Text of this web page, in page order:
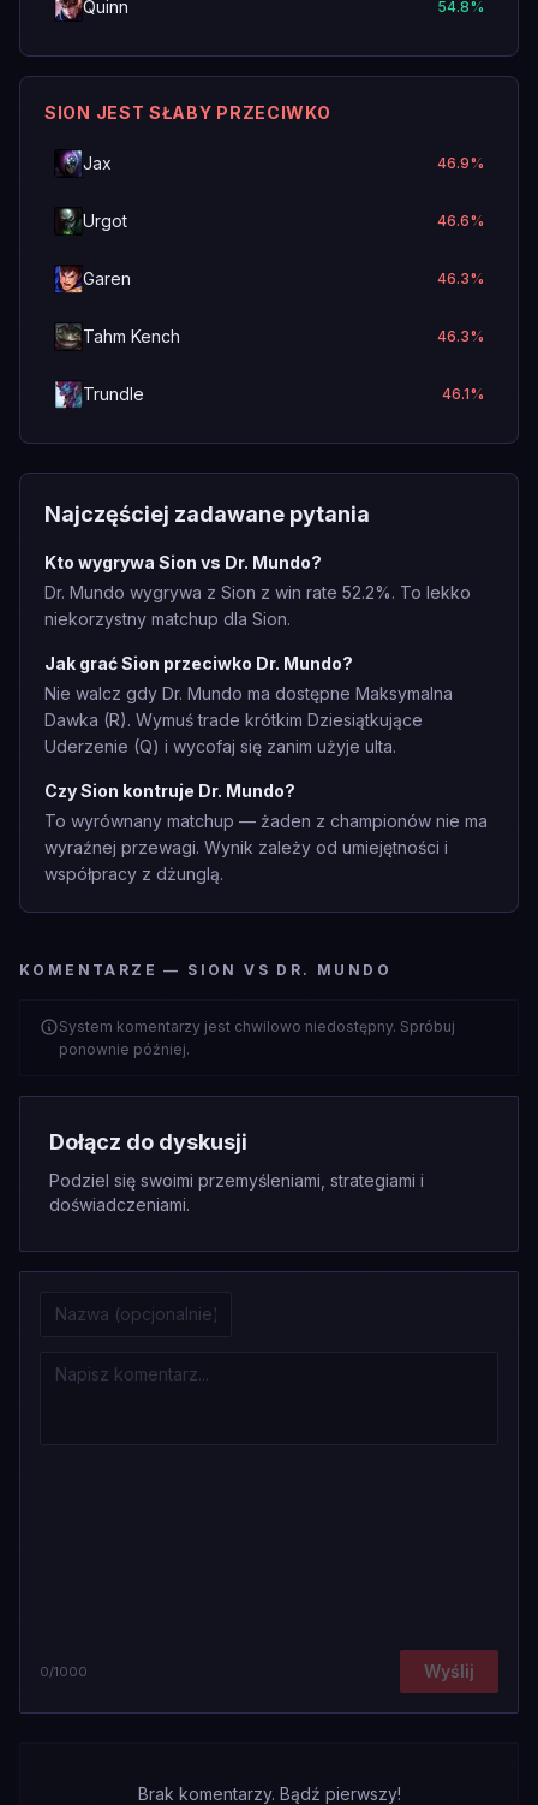
Quinn 54.8%
SION JEST SŁABY PRZECIWKO
Jax 46.9%
Urgot 46.6%
Garen 46.3%
Tahm Kench 46.3%
Trundle 46.1%
Najczęściej zadawane pytania
Kto wygrywa Sion vs Dr. Mundo?
Dr. Mundo wygrywa z Sion z win rate 52.2%. To lekko
niekorzystny matchup dla Sion.
Jak grać Sion przeciwko Dr. Mundo?
Nie walcz gdy Dr. Mundo ma dostępne Maksymalna
Dawka (R). Wymuś trade krótkim Dziesiątkujące
Uderzenie (Q) i wycofaj się zanim użyje ulta.
Czy Sion kontruje Dr. Mundo?
To wyrównany matchup — żaden z championów nie ma
wyraźnej przewagi. Wynik zależy od umiejętności i
współpracy z dżunglą.
KOMENTARZE — SION VS DR. MUNDO
System komentarzy jest chwilowo niedostępny. Spróbuj
ponownie później.
Dołącz do dyskusji
Podziel się swoimi przemyśleniami, strategiami i
doświadczeniami.
0/1000 Wyślij
Brak komentarzy. Bądź pierwszy!